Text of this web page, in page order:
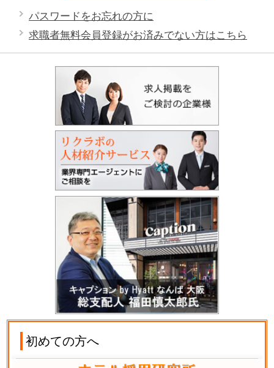
パスワードをお忘れの方に
求職者無料会員登録がお済みでない方はこちら
初めての方へ